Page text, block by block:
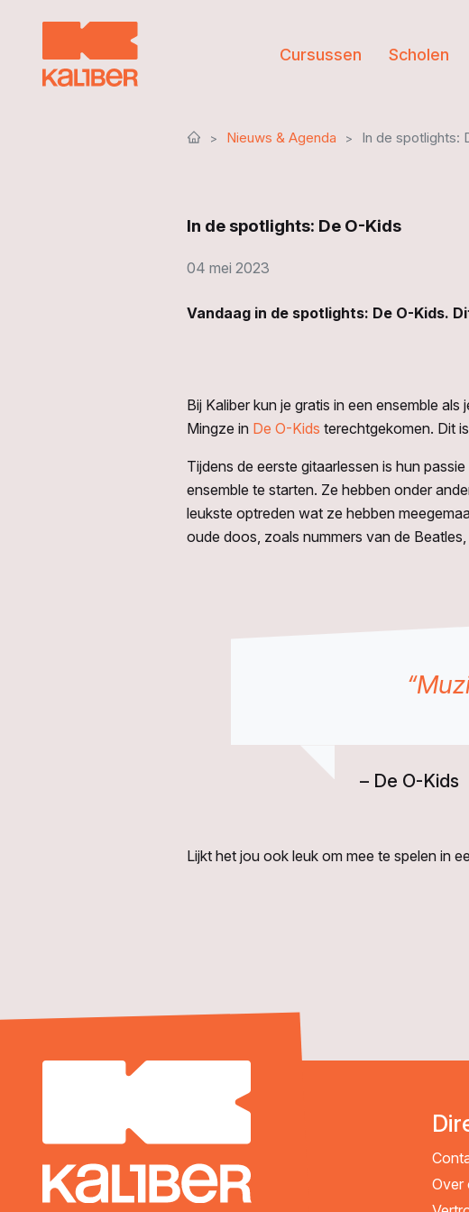
Cursussen Scholen
Nieuws & Agenda In de spotlights:
In de spotlights: De O-Kids
04 mei 2023
Vandaag in de spotlights: De O-Kids.
Bij Kaliber kun je gratis in een ensemble
Mingze in De O-Kids terechtgekomen. Dit
Tijdens de eerste gitaarlessen is hun
ensemble te starten. Ze hebben onder
leukste optreden wat ze hebben
oude doos, zoals nummers van de
– De O-Kids
Lijkt het jou ook leuk om mee te spelen in
Over